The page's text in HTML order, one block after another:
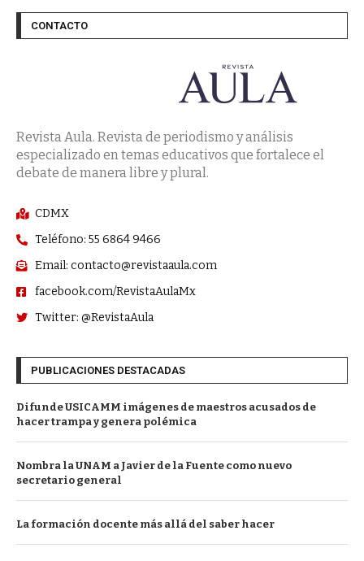
CONTACTO
Revista Aula. Revista de periodismo y análisis
especializado en temas educativos que fortalece el
debate de manera libre y plural.
CDMX
Teléfono: 55 6864 9466
Email: contacto@revistaaula.com
facebook.com/RevistaAulaMx
Twitter: @RevistaAula
PUBLICACIONES DESTACADAS
Difunde USICAMM imágenes de maestros acusados de
hacer trampa y genera polémica
Nombra la UNAM a Javier de la Fuente como nuevo
secretario general
La formación docente más allá del saber hacer